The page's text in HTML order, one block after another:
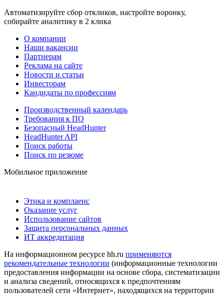
Автоматизируйте сбор откликов, настройте воронку,
собирайте аналитику в 2 клика
О компании
Наши вакансии
Партнерам
Реклама на сайте
Новости и статьи
Инвесторам
Кандидаты по профессиям
Производственный календарь
Требования к ПО
Безопасный HeadHunter
HeadHunter API
Поиск работы
Поиск по резюме
Мобильное приложение
Этика и комплаенс
Оказание услуг
Использование сайтов
Защита персональных данных
ИТ аккредитация
На информационном ресурсе hh.ru применяются
рекомендательные технологии (информационные технологии
предоставления информации на основе сбора, систематизации
и анализа сведений, относящихся к предпочтениям
пользователей сети «Интернет», находящихся на территории